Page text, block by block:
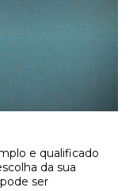
e qualificado
da sua
ser